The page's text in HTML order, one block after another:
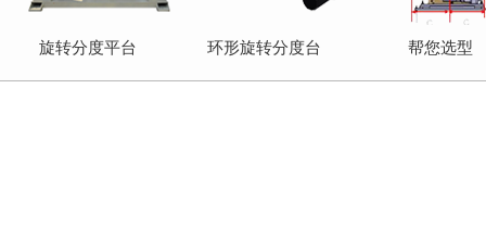
旋转分度平台 环形旋转分度台 帮您选型